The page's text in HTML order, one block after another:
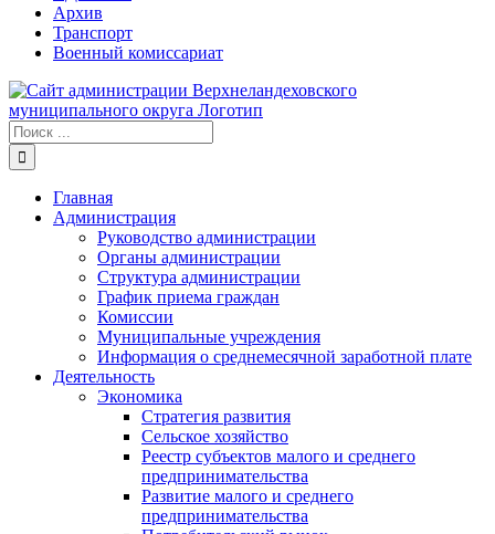
Архив
Транспорт
Военный комиссариат
Результат
поиска:
Главная
Администрация
Руководство администрации
Органы администрации
Структура администрации
График приема граждан
Комиссии
Муниципальные учреждения
Информация о среднемесячной заработной плате
Деятельность
Экономика
Стратегия развития
Сельское хозяйство
Реестр субъектов малого и среднего
предпринимательства
Развитие малого и среднего
предпринимательства